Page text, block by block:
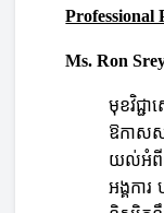
Professional
Ms. Ron
មុខវិជ្ជ
ឱកាសស
យល់អំពីព័
អង្គការ